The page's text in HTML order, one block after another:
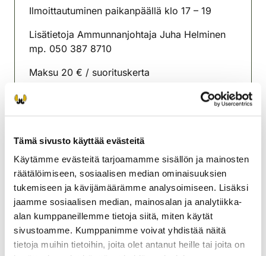
Tämä sivusto käyttää evästeitä
Käytämme evästeitä tarjoamamme sisällön ja mainosten
räätälöimiseen, sosiaalisen median ominaisuuksien
tukemiseen ja kävijämäärämme analysoimiseen. Lisäksi
jaamme sosiaalisen median, mainosalan ja analytiikka-
alan kumppaneillemme tietoja siitä, miten käytät
sivustoamme. Kumppanimme voivat yhdistää näitä
tietoja muihin tietoihin, joita olet antanut heille tai joita on
Ilmoittautuminen paikanpäällä klo 17 – 19
Lisätietoja Ammunnanjohtaja Juha Helminen
mp. 050 387 8710
Maksu 20 € / suorituskerta
Toisella radallakohdistusmahdollisuus 10 € /
Orimattilan riistanhoitoyhdistys
Uusimaa
0445664720